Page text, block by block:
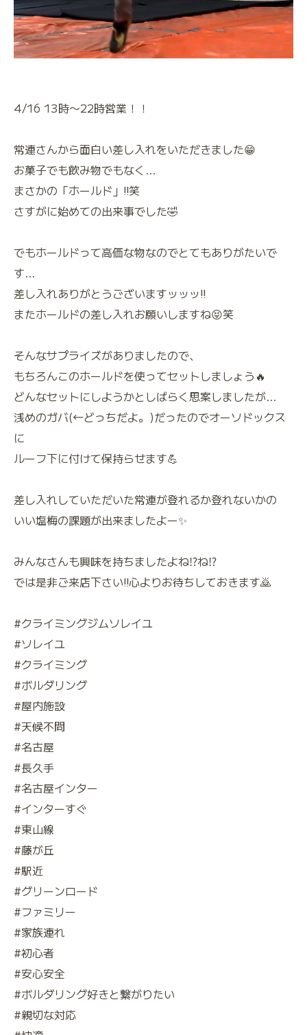
4/16 13時〜22時営業！！
常連さんから面白い差し入れをいただきました😁
お菓子でも飲み物でもなく…
まさかの「ホールド」‼️笑
さすがに始めての出来事でした🤣
でもホールドって高価な物なのでとてもありがたいで
す…
差し入れありがとうございますッッッ‼️
またホールドの差し入れお願いしますね😝笑
そんなサプライズがありましたので、
もちろんこのホールドを使ってセットしましょう🔥
どんなセットにしようかとしばらく思案しましたが…
浅めのガバ(←どっちだよ。)だったのでオーソドックス
に
ルーフ下に付けて保持らせます💪
差し入れしていただいた常連が登れるか登れないかの
いい塩梅の課題が出来ましたよー✨
みんなさんも興味を持ちましたよね⁉️ね⁉️
では是非ご来店下さい‼️心よりお待ちしておきます🙇
#クライミングジムソレイユ
#ソレイユ
#クライミング
#ボルダリング
#屋内施設
#天候不問
#名古屋
#長久手
#名古屋インター
#インターすぐ
#東山線
#藤が丘
#駅近
#グリーンロード
#ファミリー
#家族連れ
#初心者
#安心安全
#ボルダリング好きと繋がりたい
#親切な対応